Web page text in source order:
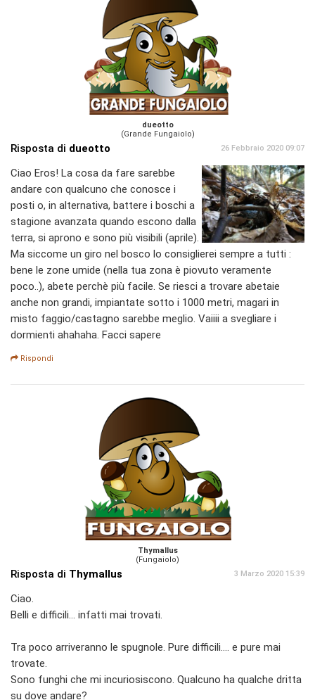
dueotto
(Grande Fungaiolo)
Risposta di dueotto 26 Febbraio 2020 09:07
Ciao Eros! La cosa da fare sarebbe
andare con qualcuno che conosce i
posti o, in alternativa, battere i boschi a
stagione avanzata quando escono dalla
terra, si aprono e sono più visibili (aprile).
Ma siccome un giro nel bosco lo consiglierei sempre a tutti :
bene le zone umide (nella tua zona è piovuto veramente
poco..), abete perchè più facile. Se riesci a trovare abetaie
anche non grandi, impiantate sotto i 1000 metri, magari in
misto faggio/castagno sarebbe meglio. Vaiiii a svegliare i
dormienti ahahaha. Facci sapere
Rispondi
Thymallus
(Fungaiolo)
Risposta di Thymallus 3 Marzo 2020 15:39
Ciao.
Belli e difficili... infatti mai trovati.
Tra poco arriveranno le spugnole. Pure difficili.... e pure mai
trovate.
Sono funghi che mi incuriosiscono. Qualcuno ha qualche dritta
su dove andare?